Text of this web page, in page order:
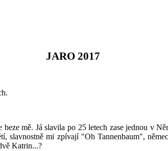
JARO 2017
mě. Já slavila po 25 letech zase jednou v
slavnostně mi zpívají "Oh Tannenbaum",
Katrin...?